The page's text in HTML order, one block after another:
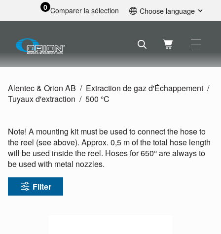
0 Comparer la sélection Choose language
Svenska
Nederlands
Deutsch
Alentec & Orion AB
Extraction de gaz d'Échappement
Tuyaux d'extraction
500 °C
Note! A mounting kit must be used to connect the hose to
the reel (see above). Approx. 0,5 m of the total hose length
will be used inside the reel. Hoses for 650° are always to
be used with metal nozzles.
Filter